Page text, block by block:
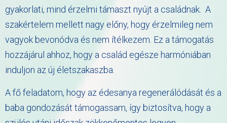
gyakorlati, mind érzelmi támaszt nyújt a családnak. A
szakértelem mellett nagy előny, hogy érzelmileg nem
vagyok bevonódva és nem ítélkezem. Ez a támogatás
hozzájárul ahhoz, hogy a család egésze harmóniában
induljon az új életszakaszba.
A fő feladatom, hogy az édesanya regenerálódását és a
baba gondozását támogassam, így biztosítva, hogy a